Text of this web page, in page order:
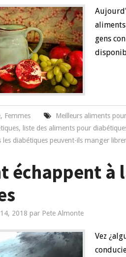
gens
, Femmes Meilleurs aliments
, liste des aliments pour
les diabétiques peuvent-ils manger
échappent à
2018 par Pete Almonte
Vez